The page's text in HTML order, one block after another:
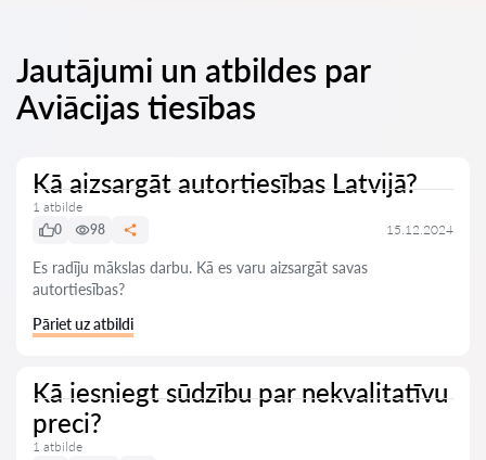
Jautājumi un atbildes par
Aviācijas tiesības
Kā aizsargāt autortiesības Latvijā?
1 atbilde
0
98 15.12.2024
Es radīju mākslas darbu. Kā es varu aizsargāt savas
autortiesības?
Pāriet uz atbildi
Kā iesniegt sūdzību par nekvalitatīvu
preci?
1 atbilde